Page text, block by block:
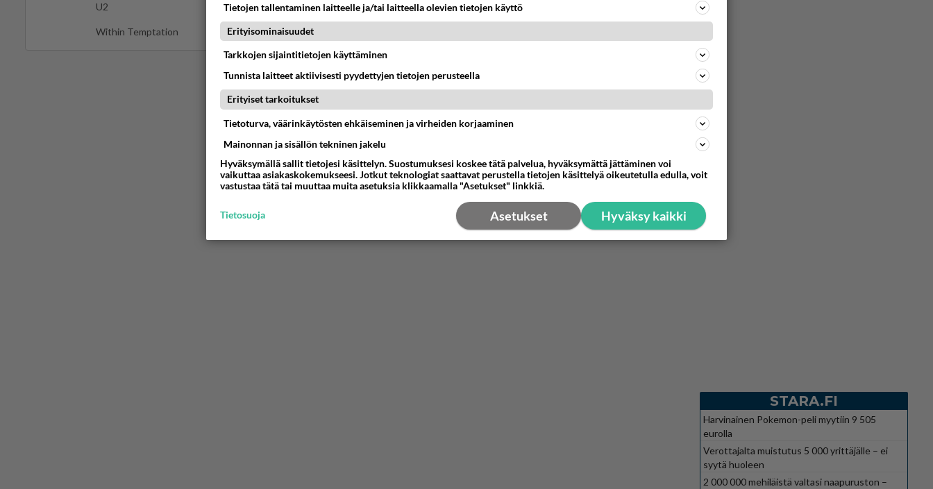
U2
Within Temptation
STARA.FI
Harvinainen Pokemon-peli myytiin 9 505
eurolla
Verottajalta muistutus 5 000 yrittäjälle – ei
syytä huoleen
2 000 000 mehiläistä valtasi naapuruston –
Tietojen tallentaminen laitteelle ja/tai laitteella olevien tietojen käyttö
Erityisominaisuudet
Tarkkojen sijaintitietojen käyttäminen
Tunnista laitteet aktiivisesti pyydettyjen tietojen perusteella
Erityiset tarkoitukset
Tietoturva, väärinkäytösten ehkäiseminen ja virheiden korjaaminen
Mainonnan ja sisällön tekninen jakelu
Hyväksymällä sallit tietojesi käsittelyn. Suostumuksesi koskee tätä palvelua, hyväksymättä jättäminen voi
vaikuttaa asiakaskokemukseesi. Jotkut teknologiat saattavat perustella tietojen käsittelyä oikeutetulla edulla, voit
vastustaa tätä tai muuttaa muita asetuksia klikkaamalla "Asetukset" linkkiä.
Hyväksy kaikki
Asetukset
Tietosuoja